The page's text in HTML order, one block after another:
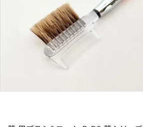
私たちについて
ご利用ガイド
プライバシーポリシー
特定商取引法について